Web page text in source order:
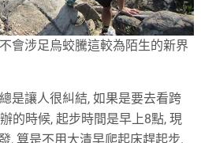
會涉足烏蛟騰這較為陌生的新界
是讓人很糾結, 如果是要去看跨
的時候, 起步時間是早上8點, 現
, 算是不用大清早爬起床趕起步.